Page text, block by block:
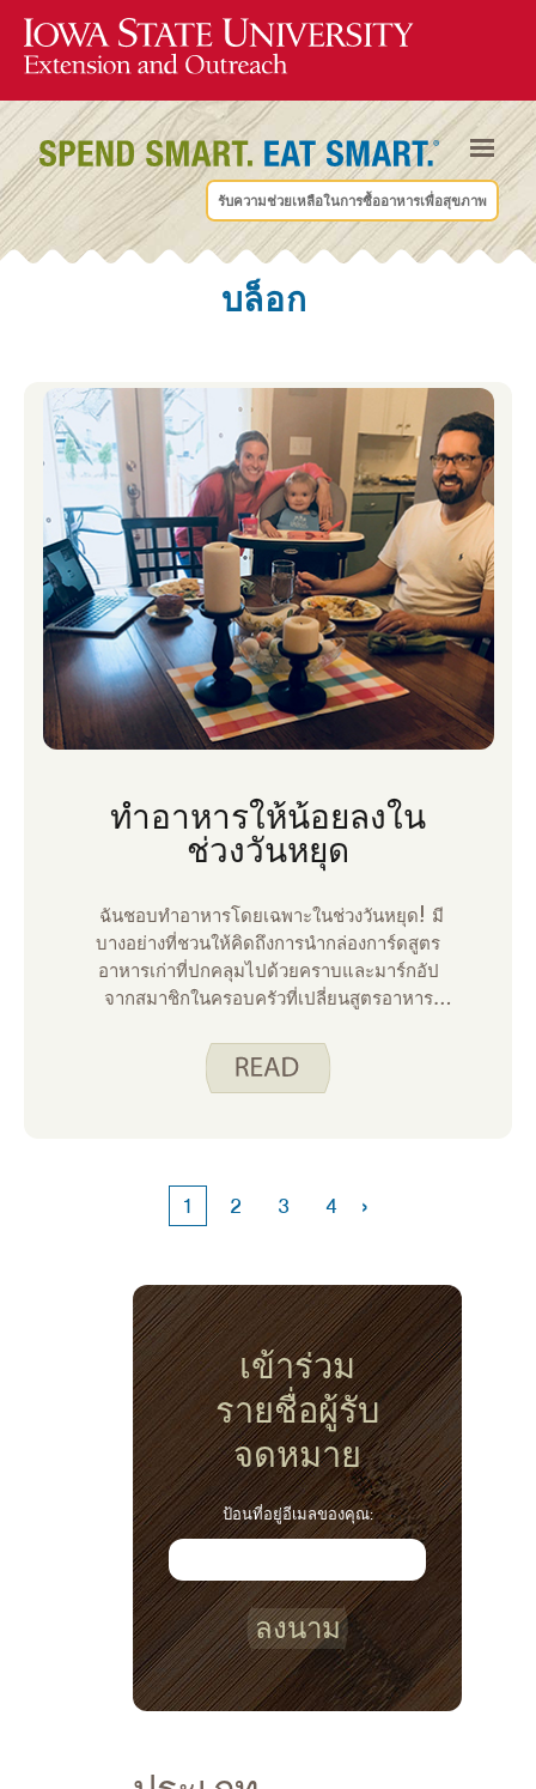
รับความช่วยเหลือในการซื้ออาหารเพื่อสุขภาพ
บล็อก
ทําอาหารให้น้อยลงใน
ช่วงวันหยุด
ฉันชอบทําอาหารโดยเฉพาะในช่วงวันหยุด! มี
บางอย่างที่ชวนให้คิดถึงการนํากล่องการ์ดสูตร
อาหารเก่าที่ปกคลุมไปด้วยคราบและมาร์กอัป
จากสมาชิกในครอบครัวที่เปลี่ยนสูตรอาหาร
เป็นวิธีที่ฉันแสดงให้คนรอบข้างเห็นว่าฉันรักพวก
เขา และนี่คือสิ่งที่ฉันต้องสร้างสรรค์มากขึ้นใน
1 2 3 4 ›
เข้าร่วม
รายชื่อผู้รับ
จดหมาย
ป้อนที่อยู่อีเมลของคุณ:
ลงนาม